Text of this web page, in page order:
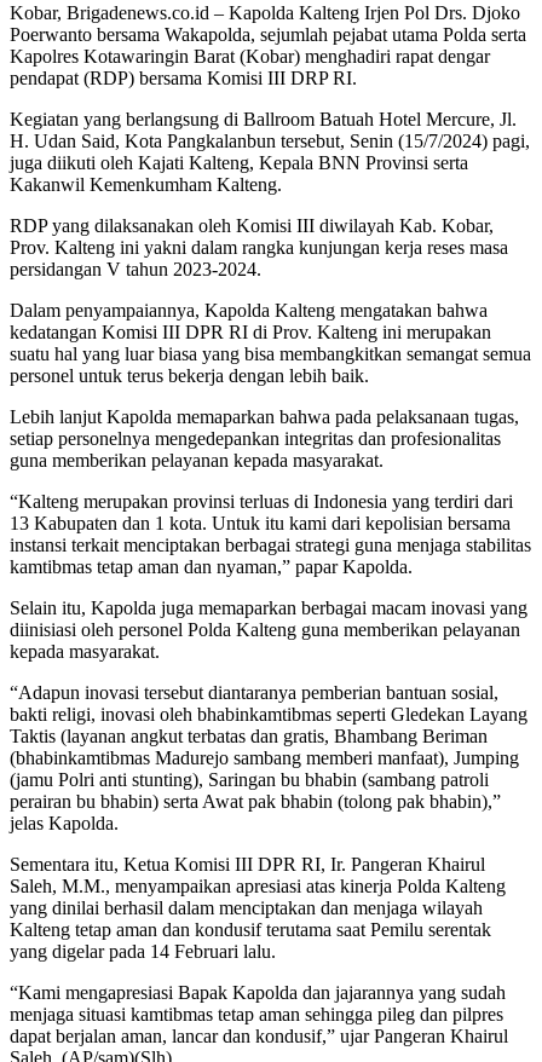
Kobar, Brigadenews.co.id – Kapolda Kalteng Irjen Pol Drs. Djoko
Poerwanto bersama Wakapolda, sejumlah pejabat utama Polda serta
Kapolres Kotawaringin Barat (Kobar) menghadiri rapat dengar
pendapat (RDP) bersama Komisi III DRP RI.
Kegiatan yang berlangsung di Ballroom Batuah Hotel Mercure, Jl.
H. Udan Said, Kota Pangkalanbun tersebut, Senin (15/7/2024) pagi,
juga diikuti oleh Kajati Kalteng, Kepala BNN Provinsi serta
Kakanwil Kemenkumham Kalteng.
RDP yang dilaksanakan oleh Komisi III diwilayah Kab. Kobar,
Prov. Kalteng ini yakni dalam rangka kunjungan kerja reses masa
persidangan V tahun 2023-2024.
Dalam penyampaiannya, Kapolda Kalteng mengatakan bahwa
kedatangan Komisi III DPR RI di Prov. Kalteng ini merupakan
suatu hal yang luar biasa yang bisa membangkitkan semangat semua
personel untuk terus bekerja dengan lebih baik.
Lebih lanjut Kapolda memaparkan bahwa pada pelaksanaan tugas,
setiap personelnya mengedepankan integritas dan profesionalitas
guna memberikan pelayanan kepada masyarakat.
“Kalteng merupakan provinsi terluas di Indonesia yang terdiri dari
13 Kabupaten dan 1 kota. Untuk itu kami dari kepolisian bersama
instansi terkait menciptakan berbagai strategi guna menjaga stabilitas
kamtibmas tetap aman dan nyaman,” papar Kapolda.
Selain itu, Kapolda juga memaparkan berbagai macam inovasi yang
diinisiasi oleh personel Polda Kalteng guna memberikan pelayanan
kepada masyarakat.
“Adapun inovasi tersebut diantaranya pemberian bantuan sosial,
bakti religi, inovasi oleh bhabinkamtibmas seperti Gledekan Layang
Taktis (layanan angkut terbatas dan gratis, Bhambang Beriman
(bhabinkamtibmas Madurejo sambang memberi manfaat), Jumping
(jamu Polri anti stunting), Saringan bu bhabin (sambang patroli
perairan bu bhabin) serta Awat pak bhabin (tolong pak bhabin),”
jelas Kapolda.
Sementara itu, Ketua Komisi III DPR RI, Ir. Pangeran Khairul
Saleh, M.M., menyampaikan apresiasi atas kinerja Polda Kalteng
yang dinilai berhasil dalam menciptakan dan menjaga wilayah
Kalteng tetap aman dan kondusif terutama saat Pemilu serentak
yang digelar pada 14 Februari lalu.
“Kami mengapresiasi Bapak Kapolda dan jajarannya yang sudah
menjaga situasi kamtibmas tetap aman sehingga pileg dan pilpres
dapat berjalan aman, lancar dan kondusif,” ujar Pangeran Khairul
Saleh. (AP/sam)(Slh).